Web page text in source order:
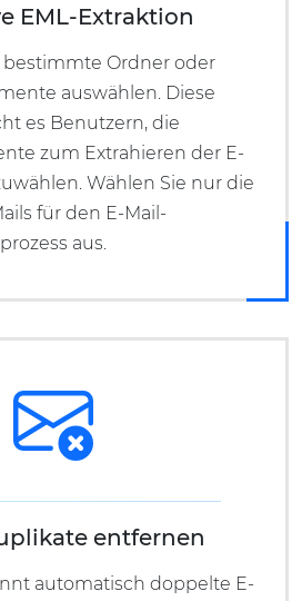
EML-Extraktion
Ordner oder
auswählen. Diese
es Benutzern, die
zum Extrahieren der E-
Wählen Sie nur die
für den E-Mail-
aus.
entfernen
automatisch doppelte E-